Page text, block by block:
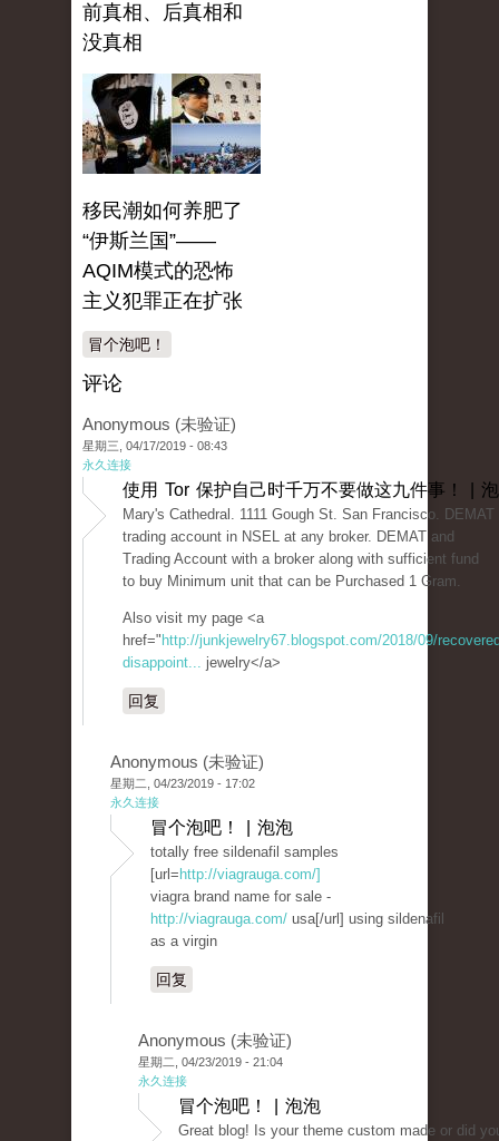
前真相、后真相和
没真相
移民潮如何养肥了
“伊斯兰国”——
AQIM模式的恐怖
主义犯罪正在扩张
冒个泡吧！
评论
Anonymous (未验证)
星期三, 04/17/2019 - 08:43
永久连接
使用 Tor 保护自己时千万不要做这九件事！ |
Mary's Cathedral. 1111 Gough St. San Francisco. DEMAT
trading account in NSEL at any broker. DEMAT and
Trading Account with a broker along with sufficient fund
to buy Minimum unit that can be Purchased 1 Gram.
Also visit my page <a
href=" http://junkjewelry67.blogspot.com/2018/09/
disappoint... jewelry</a>
回复
Anonymous (未验证)
星期二, 04/23/2019 - 17:02
永久连接
冒个泡吧！ | 泡泡
totally free sildenafil samples
[url= http://viagrauga.com/]
viagra brand name for sale -
http://viagrauga.com/ usa[/url] using sildenafil
as a virgin
回复
Anonymous (未验证)
星期二, 04/23/2019 - 21:04
永久连接
冒个泡吧！ | 泡泡
Great blog! Is your theme custom made or did